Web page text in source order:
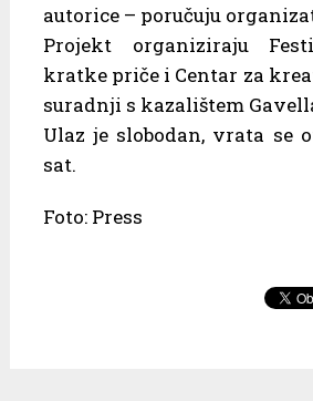
autorice – poručuju
Projekt organiziraju
kratke priče i Centar za
suradnji s kazalištem
Ulaz je slobodan, vrata se
sat.
Foto: Press